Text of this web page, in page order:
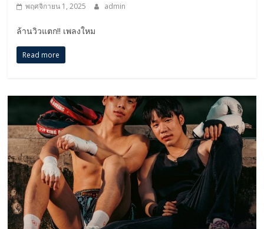
พฤศจิกายน 1, 2025 admin
ล้านวิวแตก!! เพลงใหม
Read more